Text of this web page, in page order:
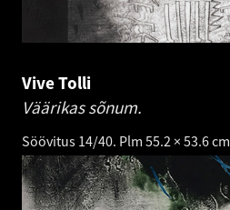
Vive Tolli
Väärikas sõnum.
Söövitus 14/40. Plm 55.2 × 53.6 cm